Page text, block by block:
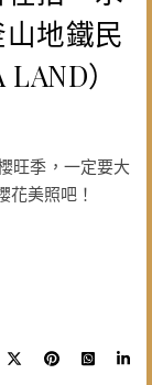
地鐵民
）
花美照吧！